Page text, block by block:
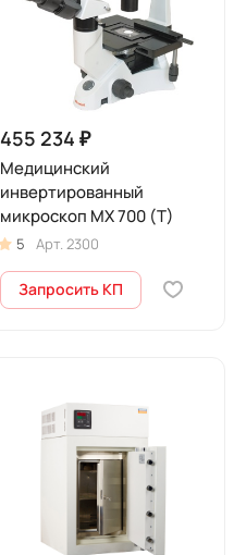
455 234 ₽
Медицинский
инвертированный
микроскоп MX 700 (T)
5 Арт. 2300
Запросить КП